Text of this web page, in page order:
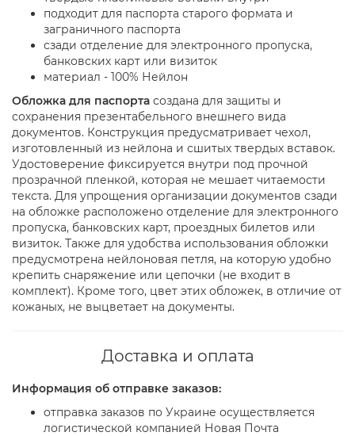
подходит для паспорта старого формата и
заграничного паспорта
сзади отделение для электронного пропуска,
банковских карт или визиток
материал - 100% Нейлон
Обложка для паспорта создана для защиты и
сохранения презентабельного внешнего вида
документов. Конструкция предусматривает чехол,
изготовленный из нейлона и сшитых твердых вставок.
Удостоверение фиксируется внутри под прочной
прозрачной пленкой, которая не мешает читаемости
текста. Для упрощения организации документов сзади
на обложке расположено отделение для электронного
пропуска, банковских карт, проездных билетов или
визиток. Также для удобства использования обложки
предусмотрена нейлоновая петля, на которую удобно
крепить снаряжение или цепочки (не входит в
комплект). Кроме того, цвет этих обложек, в отличие от
кожаных, не выцветает на документы.
Доставка и оплата
Информация об отправке заказов:
отправка заказов по Украине осуществляется
логистической компанией Новая Почта